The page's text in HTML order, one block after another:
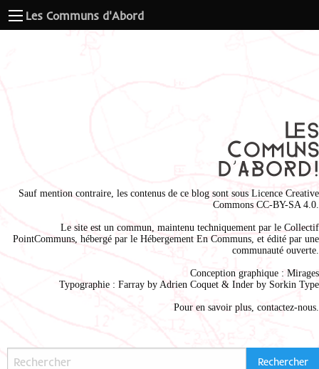
Les Communs d'Abord
Sauf mention contraire, les contenus de ce blog sont sous Licence Creative
Commons CC-BY-SA 4.0
Le site est un commun, maintenu techniquement par le Collectif
PointCommuns , hébergé par le Hébergement En Communs , et édité par une
communauté ouverte.
Conception graphique : Mirages
Typographie : Farray by Adrien Coquet & Inder by Sorkin Type
Pour en savoir plus, contactez-nous